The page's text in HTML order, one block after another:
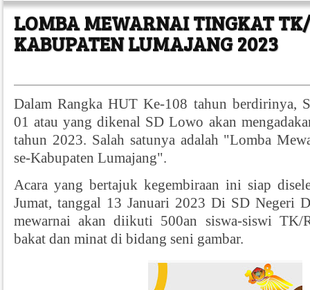
LOMBA MEWARNAI TINGKAT
KABUPATEN LUMAJANG 2023
Dalam Rangka HUT Ke-108 tahun berdirinya,
01 atau yang dikenal SD Lowo akan
tahun 2023. Salah satunya adalah "Lomba
se-Kabupaten Lumajang".
Acara yang bertajuk kegembiraan ini siap
Jumat, tanggal 13 Januari 2023 Di SD Negeri
mewarnai akan diikuti 500an siswa-siswi TK/
bakat dan minat di bidang seni gambar.